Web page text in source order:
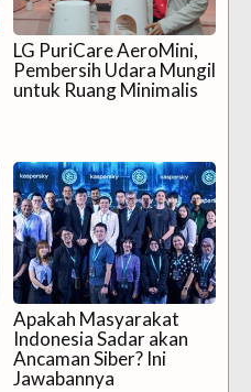
LG PuriCare AeroMini,
Pembersih Udara Mungil
untuk Ruang Minimalis
Apakah Masyarakat
Indonesia Sadar akan
Ancaman Siber? Ini
Jawabannya